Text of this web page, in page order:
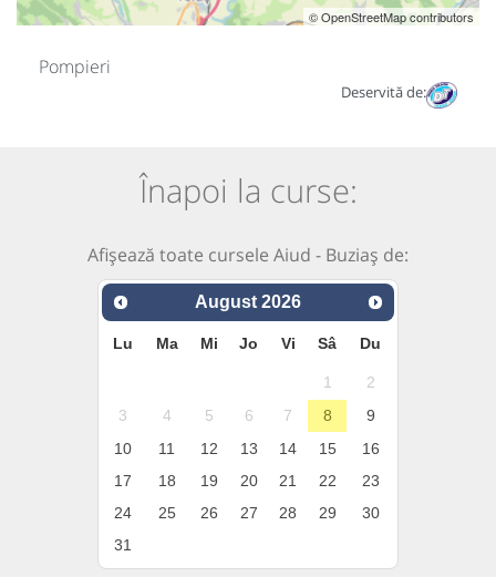
© OpenStreetMap contributors
Pompieri
Deservită de:
Înapoi la curse:
Afișează toate cursele Aiud - Buziaș de:
August 2026
Lu Ma Mi Jo Vi Sâ Du
1
2
3
4 5 6 7 8
9
10
11 12 13 14 15
16
17
18 19 20 21 22
23
24
25 26 27 28 29
30
31